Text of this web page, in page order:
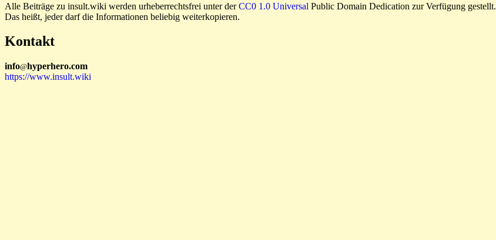
Alle Beiträge zu insult.wiki werden urheberrechtsfrei unter derCC0 1.0 Universal Public Domain Dedication zur Verfügung gestellt.
Das heißt, jeder darf die Informationen beliebig weiterkopieren.
Kontakt
info@hyperhero.com
https://www.insult.wiki